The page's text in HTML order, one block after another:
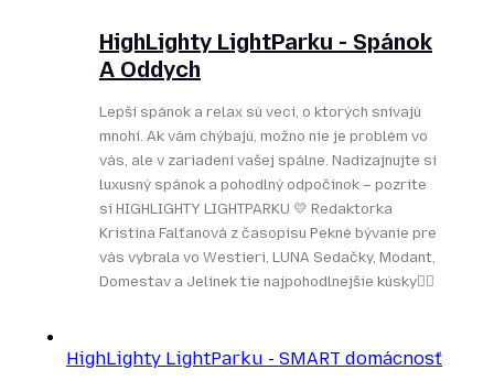
HighLighty LightParku - Spánok
A Oddych
Lepší spánok a relax sú veci, o ktorých snívajú
mnohí. Ak vám chýbajú, možno nie je problém vo
vás, ale v zariadení vašej spálne. Nadizajnujte si
luxusný spánok a pohodlný odpočinok – pozrite
si HIGHLIGHTY LIGHTPARKU 💛 Redaktorka
Kristína Falťanová z časopisu Pekné bývanie pre
vás vybrala vo Westieri, LUNA Sedačky, Modant,
Domestav a Jelínek tie najpohodlnejšie kúsky👌🏻
HighLighty LightParku - SMART domácnosť